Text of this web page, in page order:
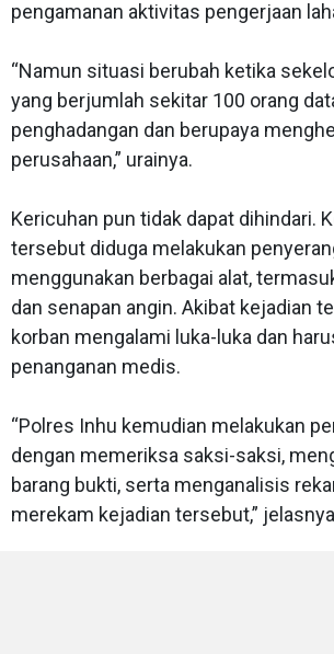
pengamanan aktivitas pengerjaan
“Namun situasi berubah ketika
yang berjumlah sekitar 100 orang
penghadangan dan berupaya
perusahaan,” urainya.
Kericuhan pun tidak dapat dihindari.
tersebut diduga melakukan
menggunakan berbagai alat,
dan senapan angin. Akibat kejadian
korban mengalami luka-luka dan
penanganan medis.
“Polres Inhu kemudian melakukan
dengan memeriksa saksi-saksi,
barang bukti, serta menganalisis
merekam kejadian tersebut,”